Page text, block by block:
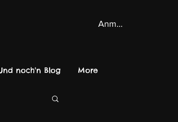
Anmelden
noch'n Blog More